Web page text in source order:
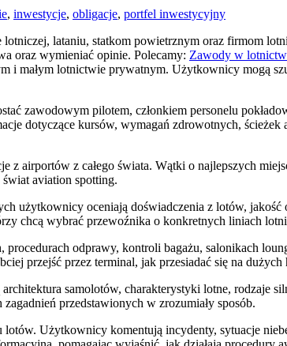
, inwestycje, obligacje, portfel inwestycyjny
lataniu, statkom powietrznym oraz firmom
oraz wymieniać opinie. Polecamy: Zawody w
małym lotnictwie prywatnym. Użytkownicy mogą
zawodowym pilotem, członkiem personelu
dotyczące kursów, wymagań zdrowotnych, ścieżek
z airportów z całego świata. Wątki o najlepszych
aviation spotting.
użytkownicy oceniają doświadczenia z lotów,
chcą wybrać przewoźnika o konkretnych liniach
odprawy, kontroli bagażu, salonikach
przejść przez terminal, jak przesiadać się na
samolotów, charakterystyki lotne, rodzaje
przedstawionych w zrozumiały sposób.
Użytkownicy komentują incydenty, sytuacje